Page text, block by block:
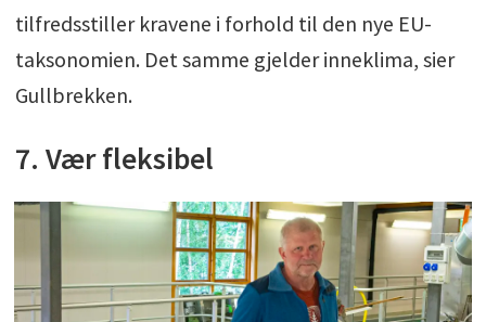
tilfredsstiller kravene i forhold til den nye EU-
taksonomien. Det samme gjelder inneklima, sier
Gullbrekken.
7. Vær fleksibel